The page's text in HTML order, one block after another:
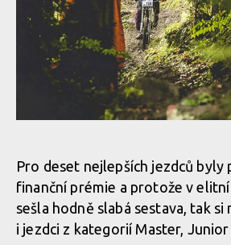
Pro deset nejlepších jezdců byly
finanční prémie a protože v
sešla hodně slabá sestava, tak si
i jezdci z kategorií Master, Junior